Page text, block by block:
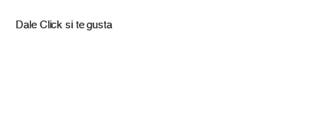
Dale Click si te gusta